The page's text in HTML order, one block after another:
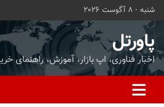
محتوا
بروید
شنبه - 8 آگوست 2026
پاورتل
اخبار فناوری، اپ بازار، آموزش، راهنمای